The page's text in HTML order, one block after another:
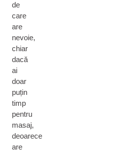
de
care
are
nevoie,
chiar
dacă
ai
doar
puțin
timp
pentru
masaj,
deoarece
are